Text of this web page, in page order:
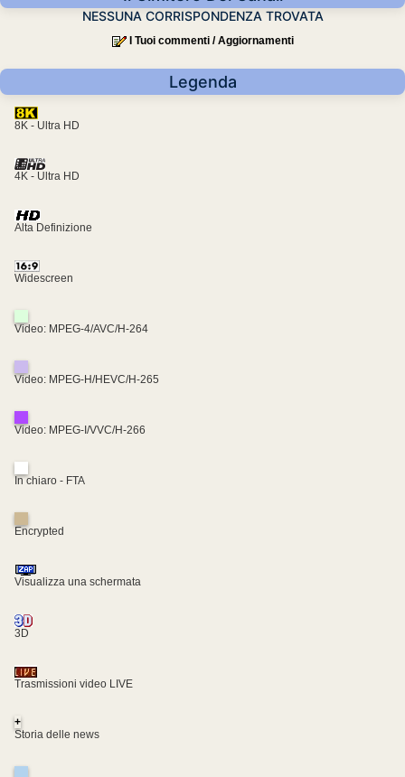
NESSUNA CORRISPONDENZA TROVATA
I Tuoi commenti / Aggiornamenti
Legenda
8K - Ultra HD
4K - Ultra HD
Alta Definizione
Widescreen
Video: MPEG-4/AVC/H-264
Video: MPEG-H/HEVC/H-265
Video: MPEG-I/VVC/H-266
In chiaro - FTA
Encrypted
Visualizza una schermata
3D
Trasmissioni video LIVE
+
Storia delle news